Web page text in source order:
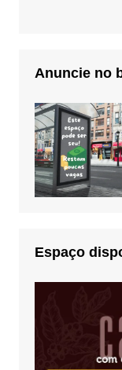
Anuncie no
Espaço